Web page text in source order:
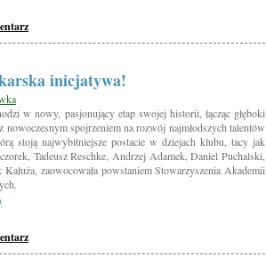
inicjatywa!
w nowy, pasjonujący etap swojej historii, łącząc głęboki
spojrzeniem na rozwój najmłodszych talentów
stoją najwybitniejsze postacie w dziejach klubu, tacy jak
Tadeusz Reschke, Andrzej Adamek, Daniel Puchalski,
zaowocowała powstaniem Stowarzyszenia Akademii